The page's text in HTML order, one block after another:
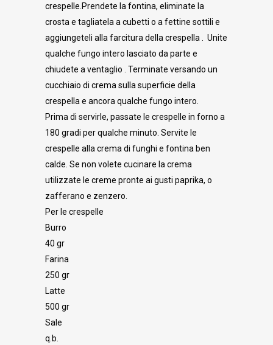
crespelle.Prendete la fontina, eliminate la
crosta e tagliatela a cubetti o a fettine sottili e
aggiungeteli alla farcitura della crespella . Unite
qualche fungo intero lasciato da parte e
chiudete a ventaglio . Terminate versando un
cucchiaio di crema sulla superficie della
crespella e ancora qualche fungo intero.
Prima di servirle, passate le crespelle in forno a
180 gradi per qualche minuto. Servite le
crespelle alla crema di funghi e fontina ben
calde. Se non volete cucinare la crema
utilizzate le creme pronte ai gusti paprika, o
zafferano e zenzero.
Per le crespelle
Burro
40 gr
Farina
250 gr
Latte
500 gr
Sale
q.b.